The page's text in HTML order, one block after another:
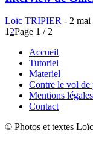
Loïc TRIPIER - 2 mai
1 2Page 1 / 2
Accueil
Tutoriel
Materiel
Contre le vol de
Mentions
Contact
© Photos et textes